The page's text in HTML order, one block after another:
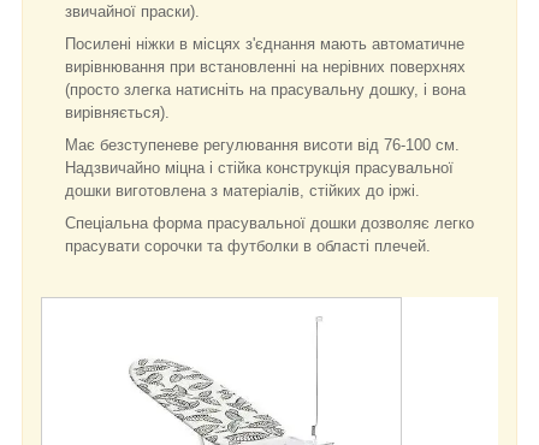
звичайної праски).
Посилені ніжки в місцях з'єднання мають автоматичне
вирівнювання при встановленні на нерівних поверхнях
(просто злегка натисніть на прасувальну дошку, і вона
вирівняється).
Має безступеневе регулювання висоти від 76-100 см.
Надзвичайно міцна і стійка конструкція прасувальної
дошки виготовлена з матеріалів, стійких до іржі.
Спеціальна форма прасувальної дошки дозволяє легко
прасувати сорочки та футболки в області плечей.